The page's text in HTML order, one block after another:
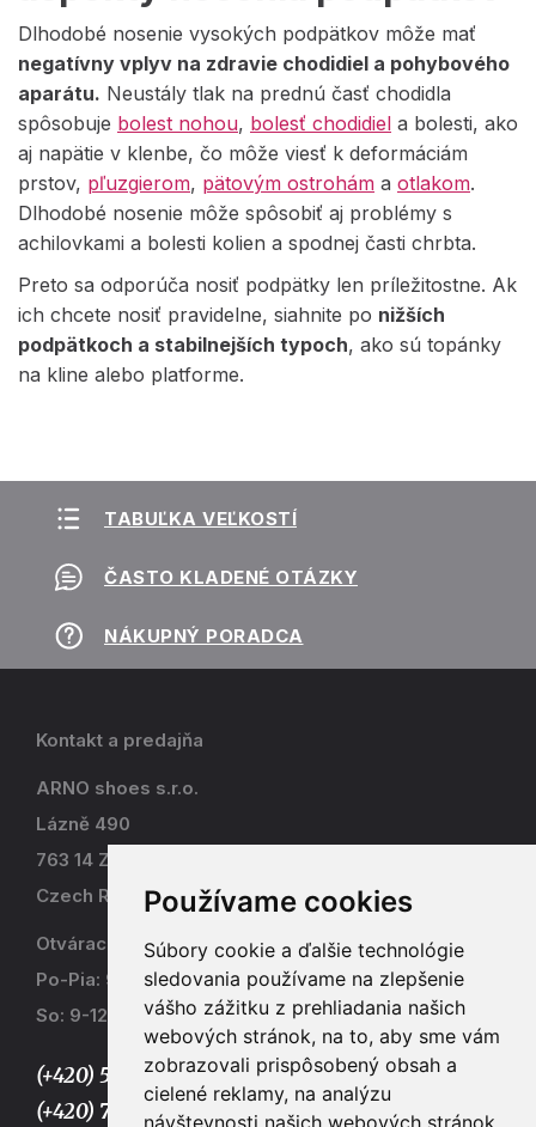
Používame cookies
Súbory cookie a ďalšie technológie
sledovania používame na zlepšenie
vášho zážitku z prehliadania našich
webových stránok, na to, aby sme vám
zobrazovali prispôsobený obsah a
cielené reklamy, na analýzu
návštevnosti našich webových stránok
Dlhodobé nosenie vysokých podpätkov môže mať
negatívny vplyv na zdravie chodidiel a pohybového
aparátu. Neustály tlak na prednú časť chodidla
spôsobuje bolest nohou, bolesť chodidiel a bolesti, ako
aj napätie v klenbe, čo môže viesť k deformáciám
prstov, pľuzgierom, pätovým ostrohám a otlakom.
Dlhodobé nosenie môže spôsobiť aj problémy s
achilovkami a bolesti kolien a spodnej časti chrbta.
Preto sa odporúča nosiť podpätky len príležitostne. Ak
ich chcete nosiť pravidelne, siahnite po nižších
podpätkoch a stabilnejších typoch, ako sú topánky
na kline alebo platforme.
TABUĽKA VEĽKOSTÍ
ČASTO KLADENÉ OTÁZKY
NÁKUPNÝ PORADCA
Kontakt a predajňa
ARNO shoes s.r.o.
Lázně 490
763 14 Zlín - Kostelec
Czech Republic
Otváracia doba
Po-Pia: 9-17
So: 9-12
(+420) 577 915 036,
(+420) 773 667 390